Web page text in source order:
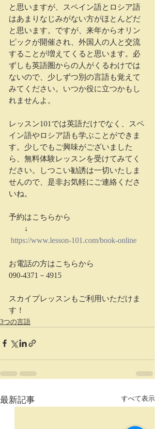
と思いますが、スペイン語とロシア語
はあまりなじみがない方がほとんどだ
と思います。ですが、来年からオリン
ピックが開催され、外国人の人と交流
することが増えてくると思います。必
ずしも英語圏からの人がくるわけでは
ないので、少しずつ別の言語も覚えて
みてください。いつか役に立つかもし
れませんよ。
レッスン101では英語だけでなく、スペ
イン語やロシア語も学ぶことができま
す。少しでもご興味がございました
ら、無料体験レッスンを受けてみてく
ださい。しつこい勧誘は一切いたしま
せんので、是非お気軽にご連絡くださ
いね。
予約はこちらから
↓
https://www.lesson-101.com/book-online
お電話の方はこちらから
090-4371－4915
スカイプレッスンもご利用いただけま
す！
3つの言語
最新記事 すべて表示